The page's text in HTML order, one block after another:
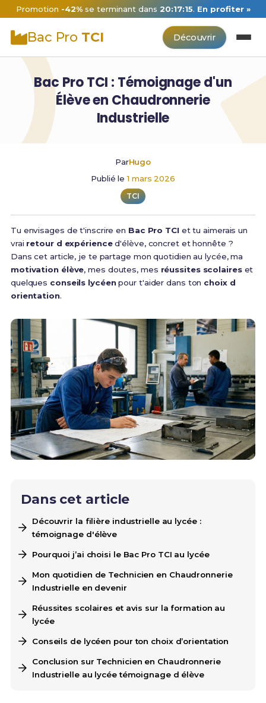
Promotion -42%se terminant dans 20:17:14. En profiter »
Bac Pro TCI Découvrir
Bac Pro TCI : Témoignage d'un
Élève en Chaudronnerie
Industrielle
ParHugo
Publié le1 mars 2026
TCI
Tu envisages de t'inscrire en Bac Pro TCIet tu aimerais un
vrai retour d expérienced'élève, concret et honnête ?
Dans cet article, je te partage mon quotidien au lycée, ma
motivation élève, mes doutes, mes réussites scolaireset
quelques conseils lycéenpour t'aider dans ton choix d
orientation.
Dans cet article
Découvrir la filière industrielle au lycée :
témoignage d'élève
Pourquoi j’ai choisi le Bac Pro TCI au lycée
Mon quotidien de Technicien en Chaudronnerie
Industrielle en devenir
Réussites scolaires et avis sur la formation au
lycée
Conseils de lycéen pour ton choix d’orientation
Conclusion sur Technicien en Chaudronnerie
Industrielle au lycée témoignage d élève